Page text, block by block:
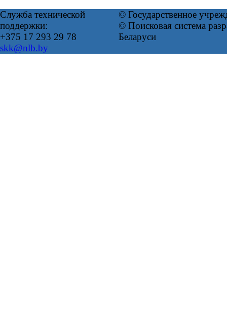
Служба технической
поддержки:
+375 17 293 29 78
skk@nlb.by
© Государственное
© Поисковая система
Беларуси